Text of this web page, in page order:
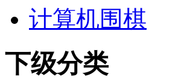
计算机围棋
下级分类